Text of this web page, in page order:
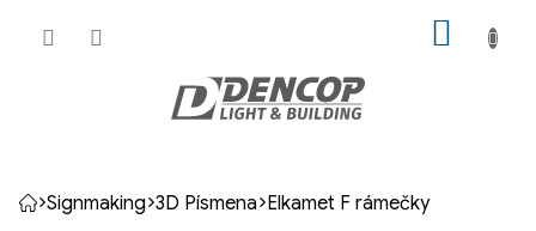
Domů
Signmaking 3D Písmena Elkamet F rámečky